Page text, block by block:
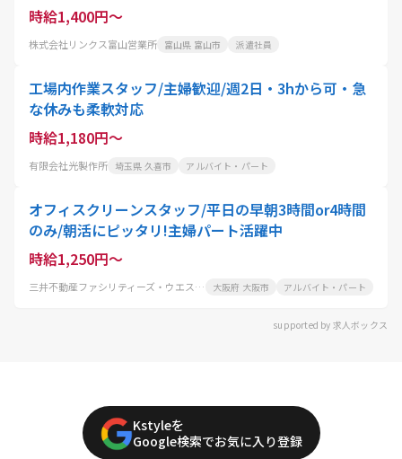
時給1,400円～
株式会社リンクス富山営業所 富山県 富山市 派遣社員
工場内作業スタッフ/主婦歓迎/週2日・3hから可・急
な休みも柔軟対応
時給1,180円～
有限会社光製作所 埼玉県 久喜市 アルバイト・パート
オフィスクリーンスタッフ/平日の早朝3時間or4時間
のみ/朝活にピッタリ!主婦パート活躍中
時給1,250円～
三井不動産ファシリティーズ・ウエスト株式会社 大阪府 大阪市 アルバイト・パート
supported by 求人ボックス
Kstyleを
Google検索でお気に入り登録